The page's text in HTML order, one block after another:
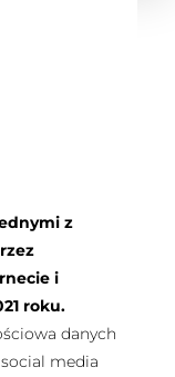
z
i
roku.
danych
media